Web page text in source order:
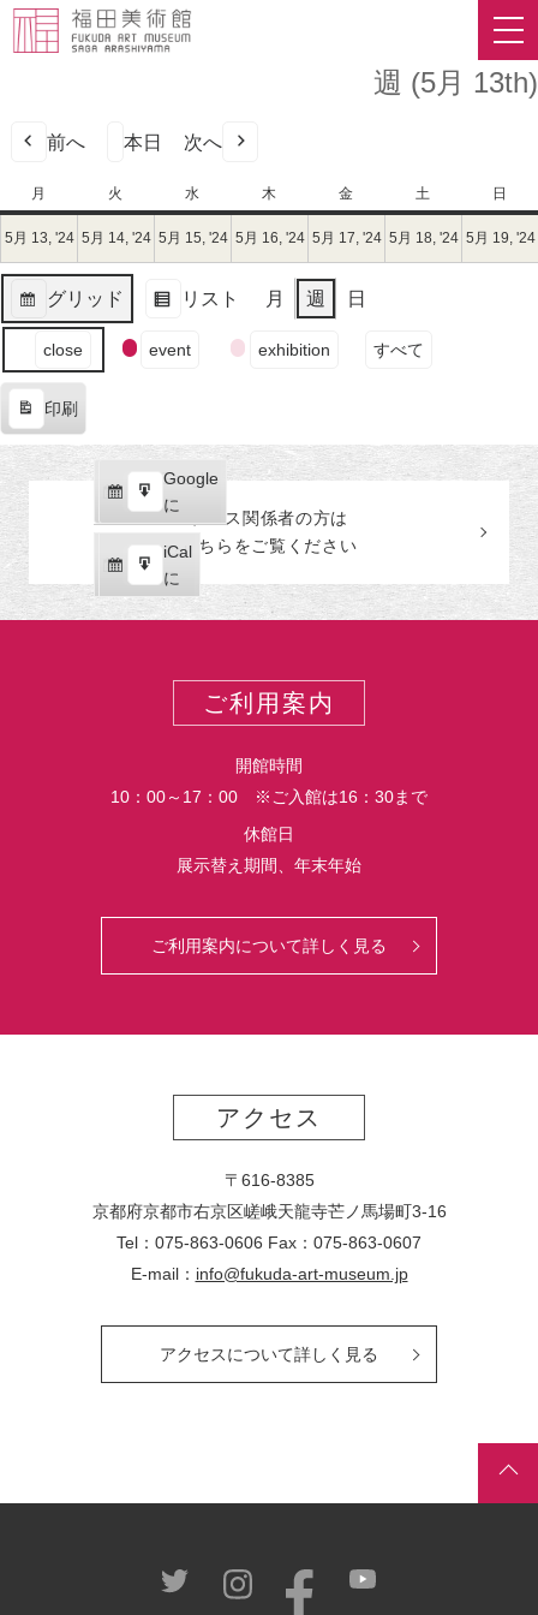
週 (5月 13th)
前へ 本日 次へ
月
曜
日
火
曜
日
水
曜
日
木
曜
日
金
曜
日
土
曜
日
日
曜
日
5月 13, '242024
年
月
13
日
（月）
5月 14, '242024
年
月
日
5月 15, '242024
年
月
日
5月 16, '242024
年
5
月
日
5月 17, '242024
年
日
5月 18, '242024
年
5月 19, '24
グリッド
表
リスト
表
月 週 日
ン
の
カ
テ
ゴ
close event exhibition すべて
印刷
示
Google
で
購
読
iCal
で
購
読
Google
に
エ
ク
ス
ポ
iCal
に
エ
ク
プレス関係者の方は
こちらをご覧ください
ご利用案内
開館時間
10：00～17：00 ※ご入館は16：30まで
休館日
展示替え期間、年末年始
ご利用案内について詳しく見る
アクセス
〒616-8385
京都府京都市右京区嵯峨天龍寺芒ノ馬場町3-16
Tel：075-863-0606 Fax：075-863-0607
E-mail： info@fukuda-art-museum.jp
アクセスについて詳しく見る